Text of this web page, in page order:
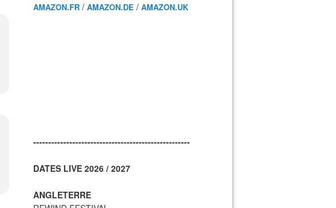
AMAZON.FR / AMAZON.DE / AMAZON.UK
----------------------------------------------------
DATES LIVE 2026 / 2027
ANGLETERRE